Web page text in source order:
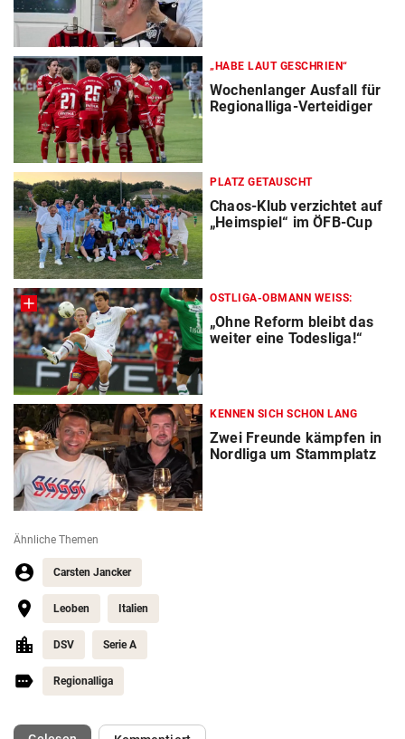
„HABE LAUT GESCHRIEN“
Wochenlanger Ausfall für
Regionalliga-Verteidiger
PLATZ GETAUSCHT
Chaos-Klub verzichtet auf
„Heimspiel“ im ÖFB-Cup
OSTLIGA-OBMANN WEISS:
„Ohne Reform bleibt das
weiter eine Todesliga!“
KENNEN SICH SCHON LANG
Zwei Freunde kämpfen in
Nordliga um Stammplatz
Ähnliche Themen
Carsten Jancker
Leoben Italien
DSV Serie A
Regionalliga